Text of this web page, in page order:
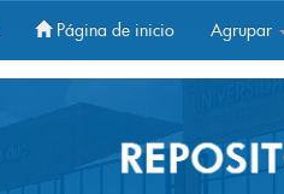
Página de inicio Agrupar